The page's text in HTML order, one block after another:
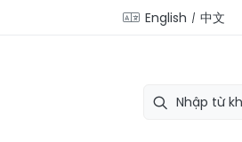
English 中文